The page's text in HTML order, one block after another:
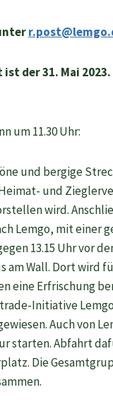
der 31. Mai 2023.
um 11.30 Uhr:
und bergige
und
wird.
Lemgo, mit einer
13.15 Uhr vor
am Wall. Dort wird
eine Erfrischung
Initiative
Auch von
starten. Abfahrt
Die